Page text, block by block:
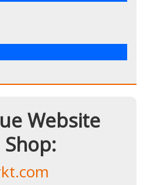
Website